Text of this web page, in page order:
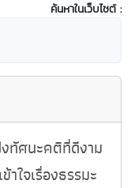
ค้นหาในเว็บไซต์ :
ทัศนะคติที่ดีงาม
ใจเรื่องธรรมะ